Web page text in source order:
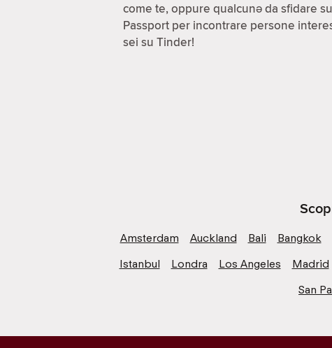
come te, oppure qualcunə da sfidare
Passport per incontrare persone
sei su Tinder!
Amsterdam Auckland Bali Bangkok
Istanbul
Londra Los Angeles Madrid
San